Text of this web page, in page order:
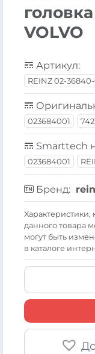
VOLVO
Артикул:
REINZ 02-36840-
023684001
Smarttech
023684001
Бренд:
данного товара
могут быть
в каталоге